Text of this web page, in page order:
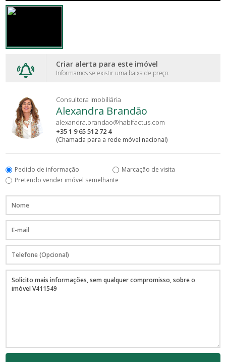
Criar alerta para este imóvel
Informamos se existir uma baixa de preço.
Consultora Imobiliária
Alexandra Brandão
alexandra.brandao@habifactus.com
+35 1 9 65 512 72 4
(Chamada para a rede móvel nacional)
Pedido de informação
Marcação de visita
Pretendo vender imóvel semelhante